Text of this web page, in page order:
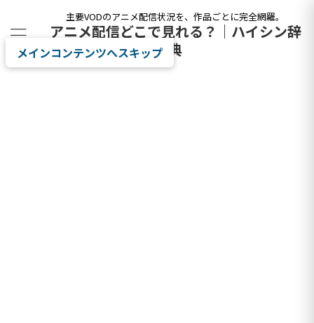
主要VODのアニメ配信状況を、作品ごとに完全網羅。
アニメ配信どこで見れる？｜ハイシン辞
典
メインコンテンツへスキップ